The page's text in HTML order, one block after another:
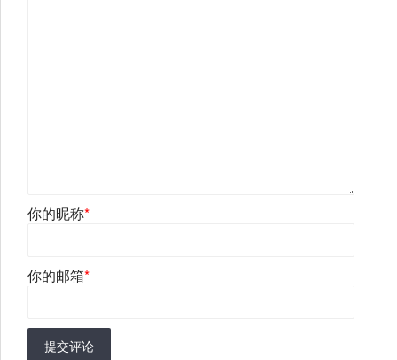
你的昵称*
你的邮箱*
提交评论